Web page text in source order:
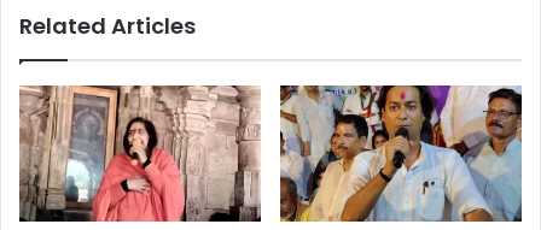
Related Articles